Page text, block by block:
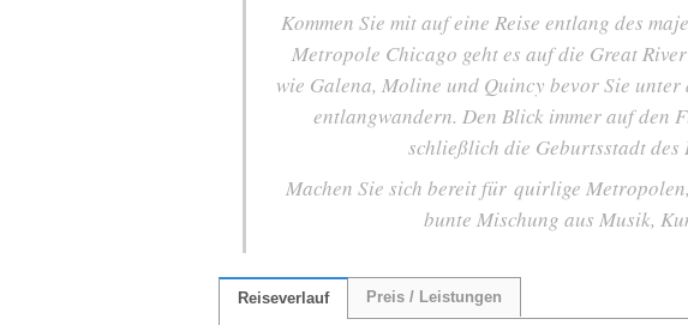
Kommen Sie mit auf eine Reise entlang des
Metropole Chicago geht es auf die Great
wie Galena, Moline und Quincy bevor Sie unter
entlangwandern. Den Blick immer auf den
schließlich die Geburtsstadt des
Machen Sie sich bereit für quirlige
bunte Mischung aus Musik,
Reiseverlauf Preis / Leistungen